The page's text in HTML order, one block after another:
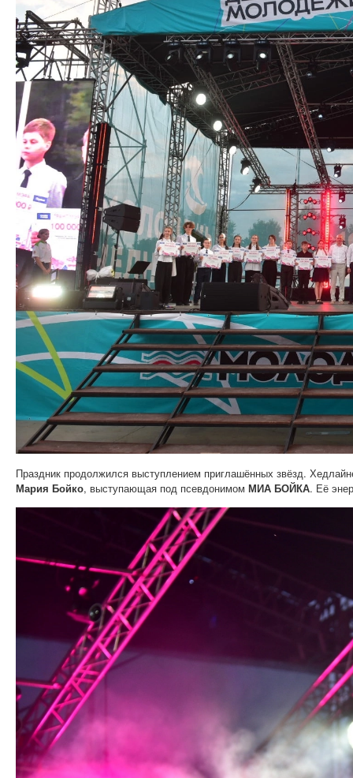
Праздник продолжился выступлением приглашённых звёзд.
Мария Бойко, выступающая под псевдонимом МИА БОЙКА. Её